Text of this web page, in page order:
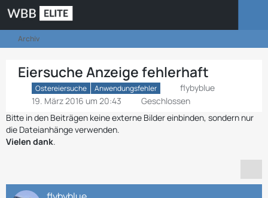
Archiv
Eiersuche Anzeige fehlerhaft
Ostereiersuche Anwendungsfehler
flybyblue
19. März 2016 um 20:43
Geschlossen
Bitte in den Beiträgen keine externe Bilder einbinden, sondern nur
die Dateianhänge verwenden.
Vielen dank.